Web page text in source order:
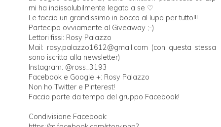
mi ha indissolubilmente legata a se ♡
Le faccio un grandissimo in bocca al lupo per tutto!!!
Partecipo ovviamente al Giveaway ;-)
Lettori fissi: Rosy Palazzo
Mail: rosy.palazzo1612@gmail.com (con questa stessa
sono iscritta alla newsletter)
Instagram: @ross_3193
Facebook e Google +: Rosy Palazzo
Non ho Twitter e Pinterest!
Faccio parte da tempo del gruppo Facebook!
Condivisione Facebook: